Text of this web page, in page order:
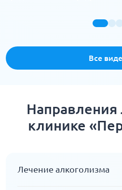
Все
Направления
клинике
Лечение алкоголизма